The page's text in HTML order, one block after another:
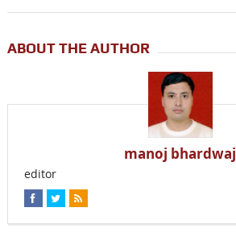
ABOUT THE AUTHOR
manoj bhardwaj
editor